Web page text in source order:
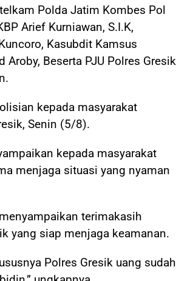
Polda Jatim Kombes Pol
Arief Kurniawan, S.I.K,
Kasubdit Kamsus
Beserta PJU Polres Gresik
kepada masyarakat
Senin (5/8).
kepada masyarakat
menjaga situasi yang nyaman
terimakasih
yang siap menjaga keamanan.
Polres Gresik uang sudah